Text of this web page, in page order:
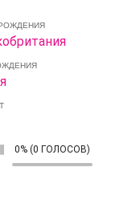
0% (0 ГОЛОСОВ)